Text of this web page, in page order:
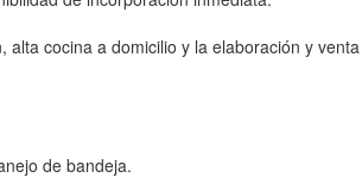
cocina a domicilio y la elaboración y venta
de bandeja.